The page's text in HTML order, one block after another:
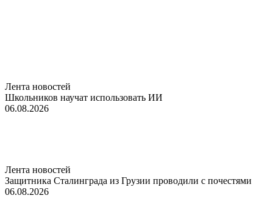
Лента новостей
Школьников научат использовать ИИ
06.08.2026
Лента новостей
Защитника Сталинграда из Грузии проводили с почестями
06.08.2026